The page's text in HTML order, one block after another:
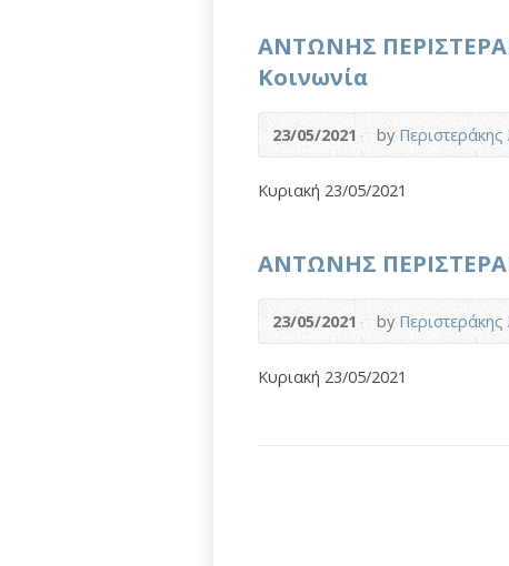
ΑΝΤΩΝΗΣ
Κοινωνία
23/05/2021 by
Κυριακή 23/05/2021
ΑΝΤΩΝΗΣ
23/05/2021 by
Κυριακή 23/05/2021